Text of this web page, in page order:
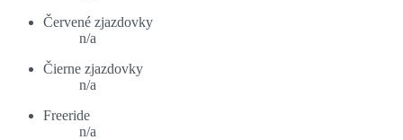
Červené zjazdovky
n/a
Čierne zjazdovky
n/a
Freeride
n/a